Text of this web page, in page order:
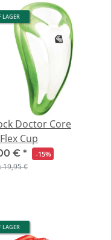
LAGER
Doctor Core
Cup
€ * -15%
19,95 €
LAGER